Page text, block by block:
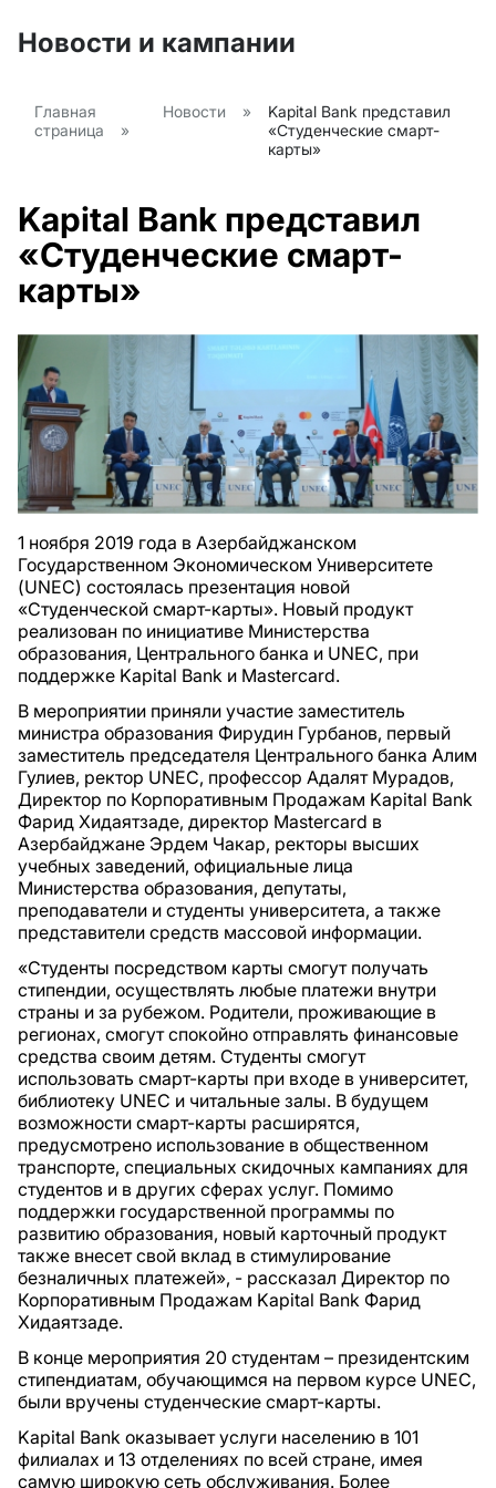
Новости и кампании
Главная
страница
»
Новости »
Kapital Bank представил
«Студенческие смарт-
карты»
Kapital Bank представил
«Студенческие смарт-
карты»
1 ноября 2019 года в Азербайджанском
Государственном Экономическом Университете
(UNEC) состоялась презентация новой
«Студенческой смарт-карты». Новый продукт
реализован по инициативе Министерства
образования, Центрального банка и UNEC, при
поддержке Kapital Bank и Mastercard.
В мероприятии приняли участие заместитель
министра образования Фирудин Гурбанов, первый
заместитель председателя Центрального банка Алим
Гулиев, ректор UNEC, профессор Адалят Мурадов,
Директор по Корпоративным Продажам Kapital Bank
Фарид Хидаятзаде, директор Mastercard в
Азербайджане Эрдем Чакар, ректоры высших
учебных заведений, официальные лица
Министерства образования, депутаты,
преподаватели и студенты университета, а также
представители средств массовой информации.
«Студенты посредством карты смогут получать
стипендии, осуществлять любые платежи внутри
страны и за рубежом. Родители, проживающие в
регионах, смогут спокойно отправлять финансовые
средства своим детям. Студенты смогут
использовать смарт-карты при входе в университет,
библиотеку UNEC и читальные залы. В будущем
возможности смарт-карты расширятся,
предусмотрено использование в общественном
транспорте, специальных скидочных кампаниях для
студентов и в других сферах услуг. Помимо
поддержки государственной программы по
развитию образования, новый карточный продукт
также внесет свой вклад в стимулирование
безналичных платежей», - рассказал Директор по
Корпоративным Продажам Kapital Bank Фарид
Хидаятзаде.
В конце мероприятия 20 студентам – президентским
стипендиатам, обучающимся на первом курсе UNEC,
были вручены студенческие смарт-карты.
Kapital Bank оказывает услуги населению в 101
филиалах и 13 отделениях по всей стране, имея
самую широкую сеть обслуживания. Более